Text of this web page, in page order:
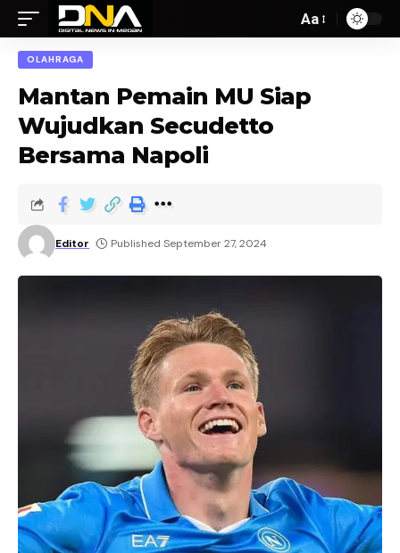
Aa
OLAHRAGA
Mantan Pemain MU Siap
Wujudkan Secudetto
Bersama Napoli
Editor Published September 27, 2024